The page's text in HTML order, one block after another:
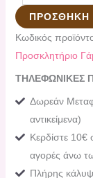
ΠΡΟΣΘΉΚΗ
Κωδικός
Προσκλητήριο
ΤΗΛΕΦΩΝΙΚΕΣ
Δωρεάν
αντικείμενα)
Κερδίστε 10€
αγορές άνω
Πλήρης